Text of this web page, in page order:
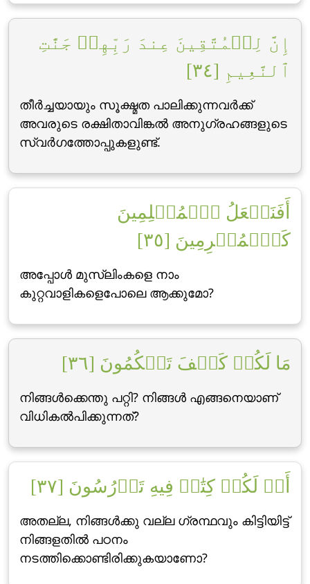
إِنَّ لِلۡمُتَّقِينَ عِندَ رَبِّهِمۡ جَنَّٰتِ
ٱلنَّعِيمِ [٣٤]
തീര്‍ച്ചയായും സൂക്ഷ്മത പാലിക്കുന്നവര്‍ക്ക്
അവരുടെ രക്ഷിതാവിങ്കല്‍ അനുഗ്രഹങ്ങളുടെ
സ്വര്‍ഗത്തോപ്പുകളുണ്ട്‌.
أَفَنَجۡعَلُ ٱلۡمُسۡلِمِينَ
كَٱلۡمُجۡرِمِينَ [٣٥]
അപ്പോള്‍ മുസ്‌ലിംകളെ നാം
കുറ്റവാളികളെപോലെ ആക്കുമോ?
مَا لَكُمۡ كَيۡفَ تَحۡكُمُونَ [٣٦]
നിങ്ങള്‍ക്കെന്തു പറ്റി? നിങ്ങള്‍ എങ്ങനെയാണ്
വിധികല്‍പിക്കുന്നത്‌?
أَمۡ لَكُمۡ كِتَٰبٞ فِيهِ تَدۡرُسُونَ [٣٧]
അതല്ല, നിങ്ങള്‍ക്കു വല്ല ഗ്രന്ഥവും കിട്ടിയിട്ട്
നിങ്ങളതില്‍ പഠനം
നടത്തിക്കൊണ്ടിരിക്കുകയാണോ?